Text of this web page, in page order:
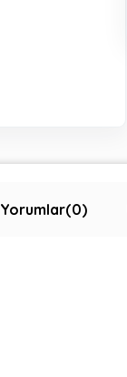
Yorumlar(0)